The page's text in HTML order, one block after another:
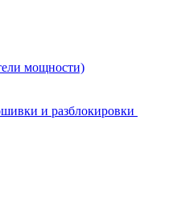
мощности)
и разблокировки